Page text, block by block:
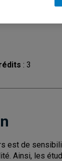
: 3
est de
Ainsi, les